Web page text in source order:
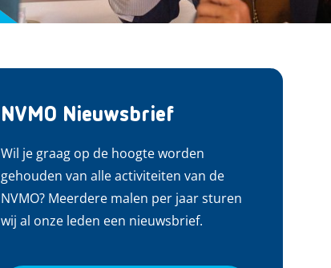
NVMO Nieuwsbrief
Wil je graag op de hoogte worden
gehouden van alle activiteiten van de
NVMO? Meerdere malen per jaar sturen
wij al onze leden een nieuwsbrief.